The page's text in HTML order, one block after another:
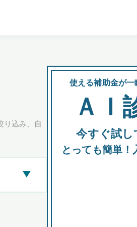
り込み、自
▶
使える補助金が一
ＡＩ
今すぐ試し
とっても簡単！